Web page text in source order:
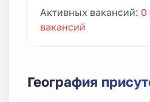
Активных вакансий: 0
вакансий
География